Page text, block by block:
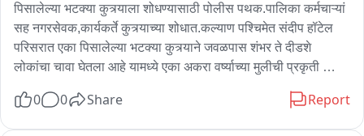
पिसालेल्या भटक्या कुत्र्याला शोधण्यासाठी पोलीस पथक.पालिका कर्मचाऱ्यां
सह नगरसेवक,कार्यकर्ते कुत्र्याच्या शोधात.कल्याण पश्चिमेत संदीप हॉटेल
परिसरात एका पिसालेल्या भटक्या कुत्र्याने जवळपास शंभर ते दीडशे
लोकांचा चावा घेतला आहे यामध्ये एका अकरा वर्ष्याच्या मुलीची प्रकृती
घेण्यासाठी नगरसेवक व कार्यकर्ते पालिका कर्मचारी व कल्याणच्या खडकपाडा
0 0 Share Report